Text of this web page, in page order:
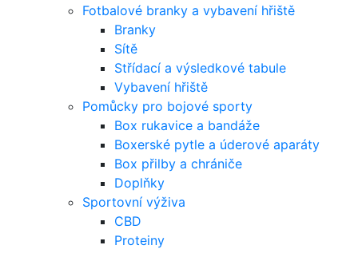
Fotbalové branky a vybavení hřiště
Branky
Sítě
Střídací a výsledkové tabule
Vybavení hřiště
Pomůcky pro bojové sporty
Box rukavice a bandáže
Boxerské pytle a úderové aparáty
Box přilby a chrániče
Doplňky
Sportovní výživa
CBD
Proteiny